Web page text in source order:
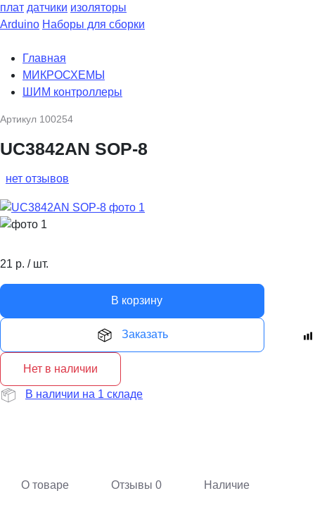
плат датчики изоляторы
Arduino Наборы для сборки
Главная
МИКРОСХЕМЫ
ШИМ контроллеры
Артикул 100254
UC3842AN SOP-8
нет отзывов
21 р. / шт.
В корзину
Заказать
Нет в наличии
В наличии на 1 складе
О товаре Отзывы 0 Наличие